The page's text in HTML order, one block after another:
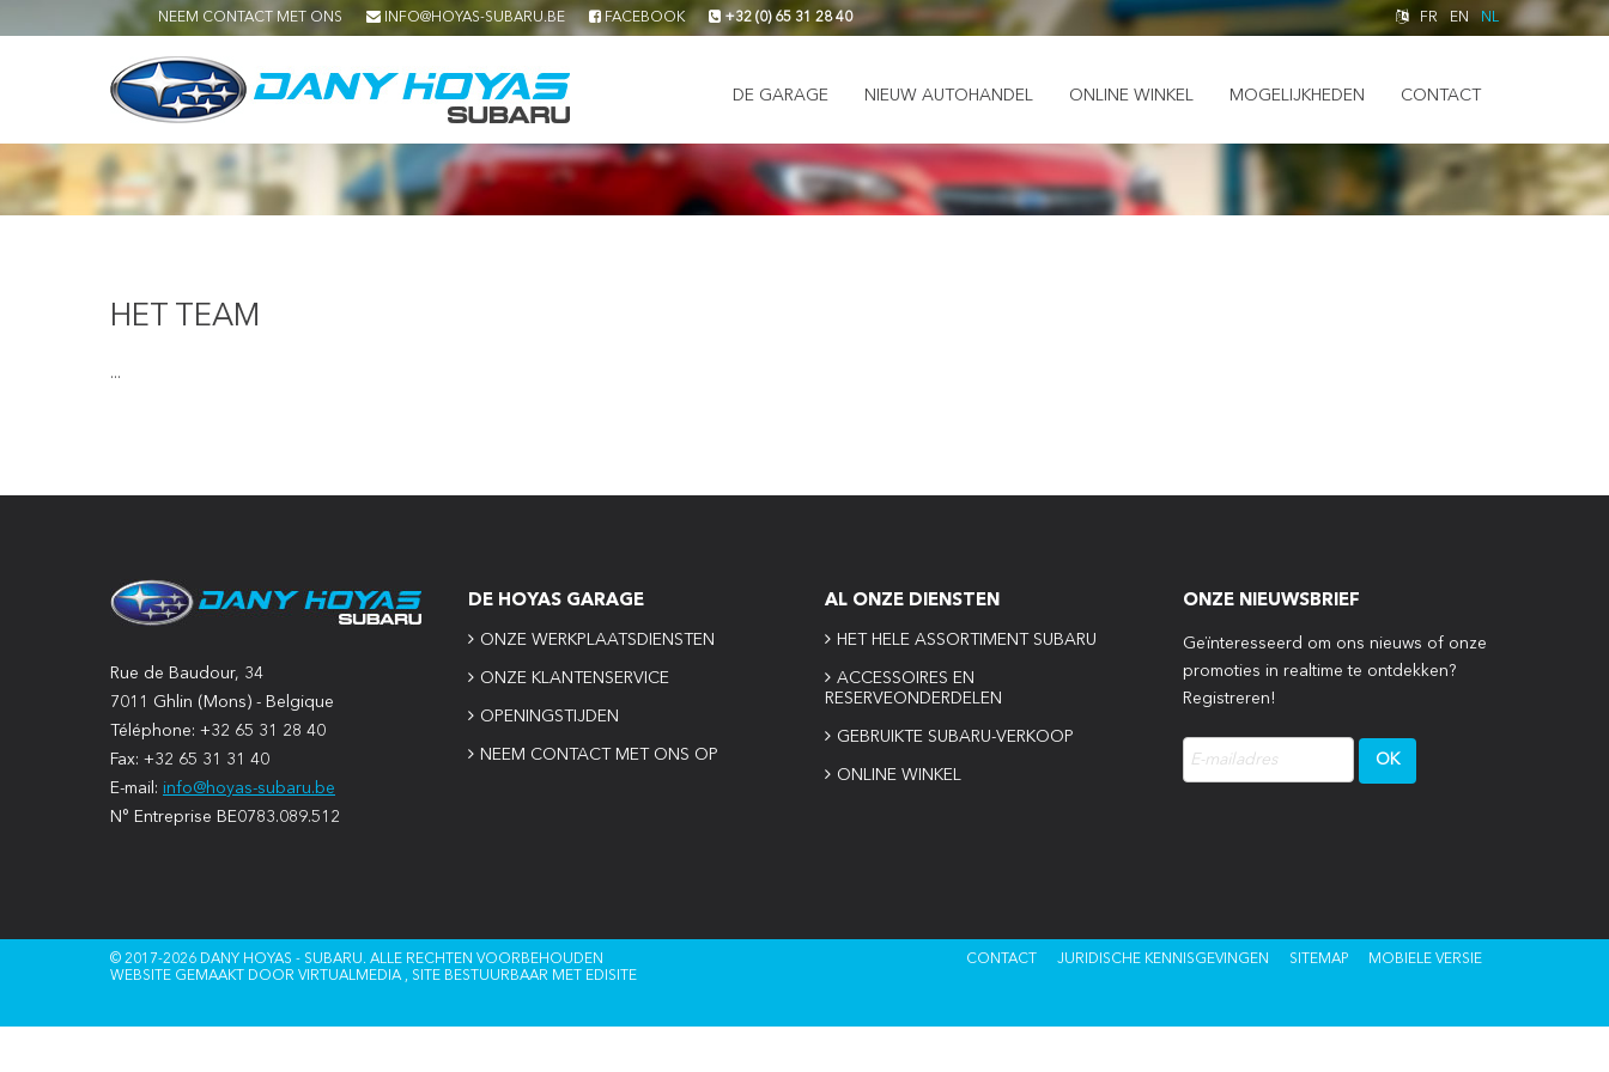
NEEM CONTACT MET ONS INFO@HOYAS-SUBARU.BE FACEBOOK +32 (0) 65 31 28 40 FR EN NL
DE GARAGE NIEUW AUTOHANDEL ONLINE WINKEL MOGELIJKHEDEN CONTACT
HET TEAM
...
Rue de Baudour, 34
7011 Ghlin (Mons) - Belgique
Téléphone: +32 65 31 28 40
Fax: +32 65 31 31 40
E-mail: info@hoyas-subaru.be
N° Entreprise BE0783.089.512
DE HOYAS GARAGE
ONZE WERKPLAATSDIENSTEN
ONZE KLANTENSERVICE
OPENINGSTIJDEN
NEEM CONTACT MET ONS OP
AL ONZE DIENSTEN
HET HELE ASSORTIMENT SUBARU
ACCESSOIRES EN
RESERVEONDERDELEN
GEBRUIKTE SUBARU-VERKOOP
ONLINE WINKEL
ONZE NIEUWSBRIEF
Geïnteresseerd om ons nieuws of onze
promoties in realtime te ontdekken?
Registreren!
CONTACT JURIDISCHE KENNISGEVINGEN SITEMAP MOBIELE VERSIE
© 2017-2026 DANY HOYAS - SUBARU. ALLE RECHTEN VOORBEHOUDEN
WEBSITE GEMAAKT DOOR VIRTUALMEDIA, SITE BESTUURBAAR MET EDISITE